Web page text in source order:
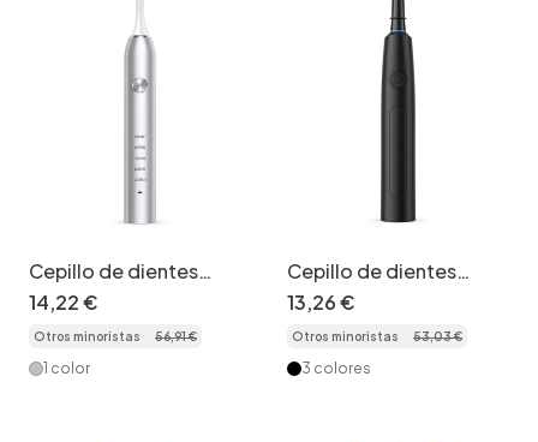
Cepillo de dientes
eléctrico avanzado, 5
modos, 40000
vibraciones/min, 8
cabezales.
14,22€
Otros minoristas 56,91€
1 color
Cepillo de dientes
eléctrico Beauty Life, 5
modos de limpieza,
cerdas suaves.
13,26€
Otros minoristas 53,03€
3 colores